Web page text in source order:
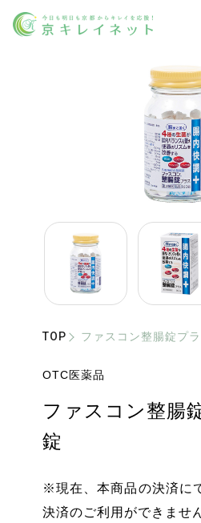
TOP ファスコン整腸錠プ
OTC医薬品
ファスコン整腸
錠
※現在、本商品の決済に
決済のご利用ができませ